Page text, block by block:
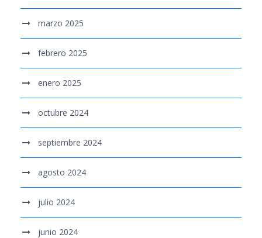
marzo 2025
febrero 2025
enero 2025
octubre 2024
septiembre 2024
agosto 2024
julio 2024
junio 2024